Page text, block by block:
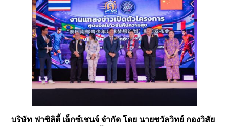
บริษัท ฟาซิลิตี้ เอ็กซ์เชนจ์ จำกัด โดย นายชวัลวิทย์ กองวิสัย